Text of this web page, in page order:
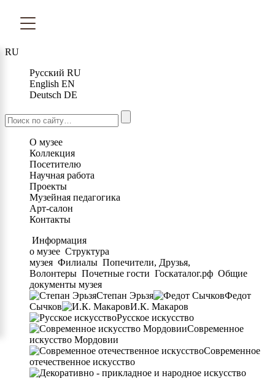
RU
Русский RU
English EN
Deutsch DE
О музее
Коллекция
Посетителю
Научная работа
Проекты
Музейная педагогика
Арт-салон
Контакты
Информация
о музее Структура
музея Филиалы Попечители, Друзья,
Волонтеры Почетные гости Госкаталог.рф Общие
документы музея
Степан Эрьзя
Федот
Сычков
И.К. Макаров
Русское искусство
Современное
искусство Мордовии
Современное
отечественное искусство